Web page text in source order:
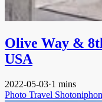
Olive Way &
USA
2022-05-03·1 mins
Photo Travel